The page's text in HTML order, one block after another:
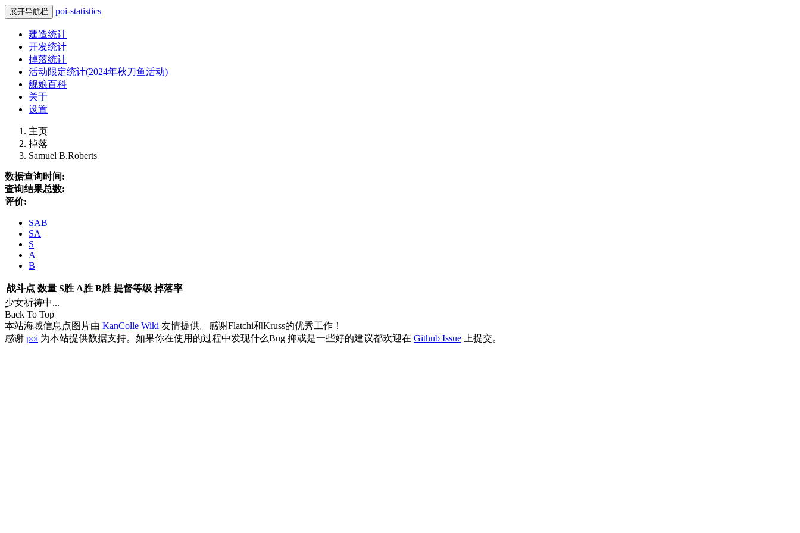
展开导航栏 poi-statistics
建造统计
开发统计
掉落统计
活动限定统计(2024年秋刀鱼活动)
舰娘百科
关于
设置
主页
掉落
Samuel B.Roberts
数据查询时间:
查询结果总数:
评价:
SAB
SA
S
A
B
战斗点 数量 S胜 A胜 B胜 提督等级 掉落率
少女祈祷中...
Back To Top
本站海域信息点图片由 KanColle Wiki 友情提供。感谢Flatchi和Kruss的优秀工作！
感谢 poi 为本站提供数据支持。如果你在使用的过程中发现什么Bug 抑或是一些好的建议都欢迎在 Github Issue 上提交。